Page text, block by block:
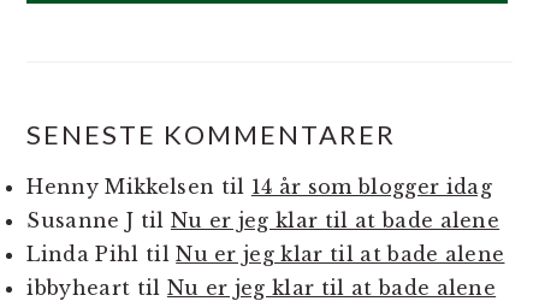
SENESTE KOMMENTARER
Henny Mikkelsen til 14 år som blogger idag
Susanne J til Nu er jeg klar til at bade alene
Linda Pihl tilNu er jeg klar til at bade alene
ibbyheart til Nu er jeg klar til at bade alene